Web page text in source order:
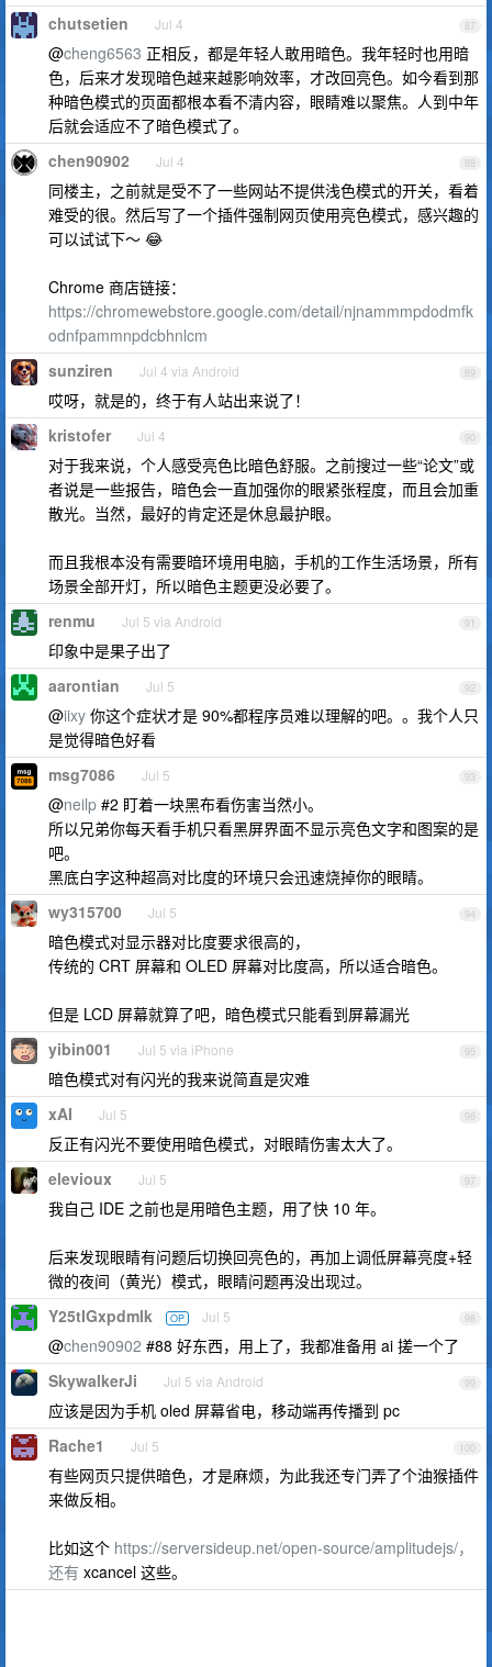
87
chutsetien Jul 4
@cheng6563 正相反，都是年轻人敢用暗色。我年轻时也用暗
色，后来才发现暗色越来越影响效率，才改回亮色。如今看到那
种暗色模式的页面都根本看不清内容，眼睛难以聚焦。人到中年
后就会适应不了暗色模式了。
88
chen90902 Jul 4
同楼主，之前就是受不了一些网站不提供浅色模式的开关，看着
难受的很。然后写了一个插件强制网页使用亮色模式，感兴趣的
可以试试下～ 😂
Chrome 商店链接：
https://chromewebstore.google.com/detail/njnammmpdodmfk
odnfpammnpdcbhnlcm
89
sunziren Jul 4 via Android
哎呀，就是的，终于有人站出来说了！
90
kristofer Jul 4
对于我来说，个人感受亮色比暗色舒服。之前搜过一些“论文”或
者说是一些报告，暗色会一直加强你的眼紧张程度，而且会加重
散光。当然，最好的肯定还是休息最护眼。
而且我根本没有需要暗环境用电脑，手机的工作生活场景，所有
场景全部开灯，所以暗色主题更没必要了。
91
renmu Jul 5 via Android
印象中是果子出了
92
aarontian Jul 5
@iixy 你这个症状才是 90%都程序员难以理解的吧。。我个人只
是觉得暗色好看
93
msg7086 Jul 5
@neilp #2 盯着一块黑布看伤害当然小。
所以兄弟你每天看手机只看黑屏界面不显示亮色文字和图案的是
吧。
黑底白字这种超高对比度的环境只会迅速烧掉你的眼睛。
94
wy315700 Jul 5
暗色模式对显示器对比度要求很高的，
传统的 CRT 屏幕和 OLED 屏幕对比度高，所以适合暗色。
但是 LCD 屏幕就算了吧，暗色模式只能看到屏幕漏光
95
yibin001 Jul 5 via iPhone
暗色模式对有闪光的我来说简直是灾难
96
xAI Jul 5
反正有闪光不要使用暗色模式，对眼睛伤害太大了。
97
elevioux Jul 5
我自己 IDE 之前也是用暗色主题，用了快 10 年。
后来发现眼睛有问题后切换回亮色的，再加上调低屏幕亮度+轻
微的夜间（黄光）模式，眼睛问题再没出现过。
98
Y25tIGxpdmlk OP Jul 5
@chen90902 #88 好东西，用上了，我都准备用 ai 搓一个了
99
SkywalkerJi Jul 5 via Android
应该是因为手机 oled 屏幕省电，移动端再传播到 pc
100
Rache1 Jul 5
有些网页只提供暗色，才是麻烦，为此我还专门弄了个油猴插件
来做反相。
比如这个 https://serversideup.net/open-source/amplitudejs/，
还有 xcancel 这些。